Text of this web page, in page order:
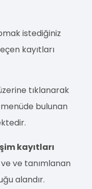
istediğiniz
kayıtları
tıklanarak
bulunan
kayıtları
ve tanımlanan
alandır.